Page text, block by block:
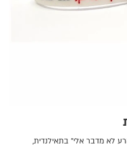
לא מדבר אלי" בתאילנדית,